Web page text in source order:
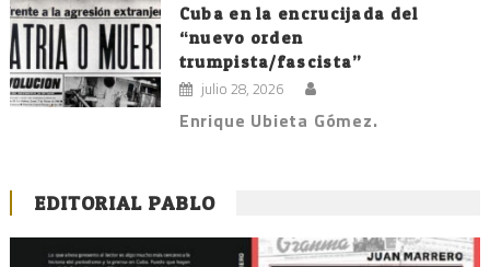
Cuba en la encrucijada del
“nuevo orden
trumpista/fascista”
julio 28, 2026
Enrique Ubieta Gómez.
EDITORIAL PABLO